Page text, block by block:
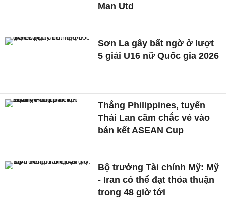
Man Utd
Sơn La gây bất ngờ ở lượt
5 giải U16 nữ Quốc gia 2026
Thắng Philippines, tuyển
Thái Lan cầm chắc vé vào
bán kết ASEAN Cup
Bộ trưởng Tài chính Mỹ: Mỹ
- Iran có thể đạt thỏa thuận
trong 48 giờ tới